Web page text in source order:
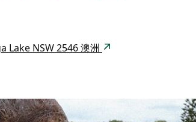
Lake NSW 2546 澳洲